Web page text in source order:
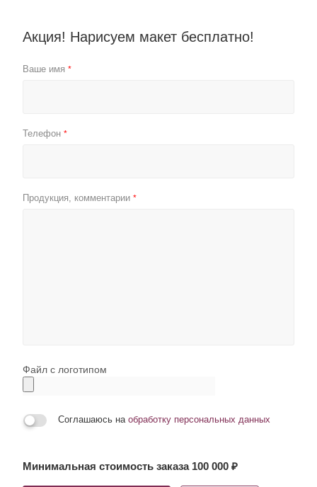
Акция! Нарисуем макет бесплатно!
Ваше имя *
Телефон *
Продукция, комментарии *
Файл с логотипом
Соглашаюсь на обработку персональных данных
Минимальная стоимость заказа 100 000 ₽